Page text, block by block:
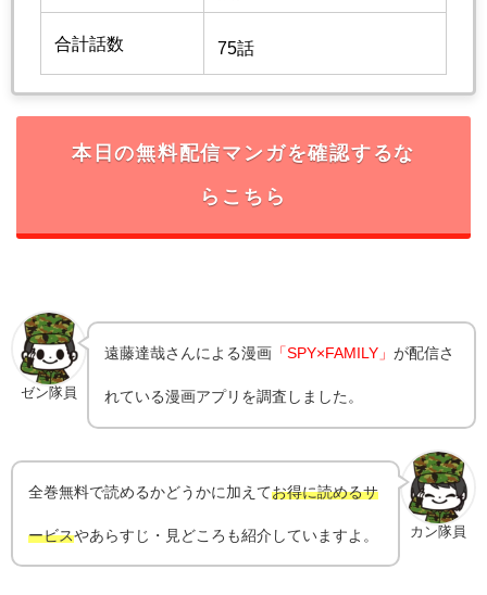
合計話数 75話
本日の無料配信マンガを確認するな
らこちら
ゼン隊員
遠藤達哉さんによる漫画 「SPY×FAMILY」が配信さ
れている漫画アプリを調査しました。
カン隊員
全巻無料で読めるかどうかに加えてお得に読めるサ
ービスやあらすじ・見どころも紹介していますよ。